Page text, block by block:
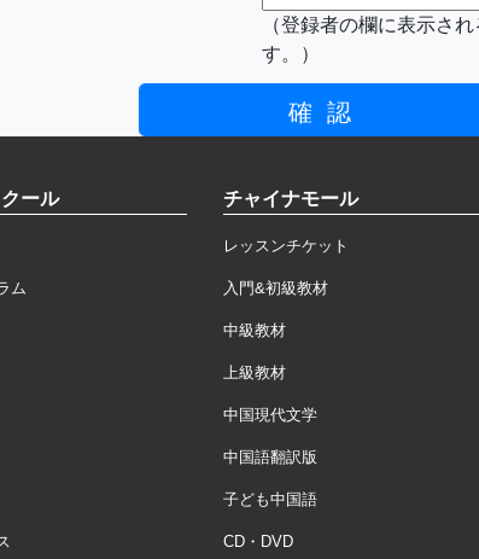
（登録者の欄に表示さ
す。）
ール
ム
チャイナモール
レッスンチケット
入門&初級教材
中級教材
上級教材
中国現代文学
中国語翻訳版
子ども中国語
CD・DVD